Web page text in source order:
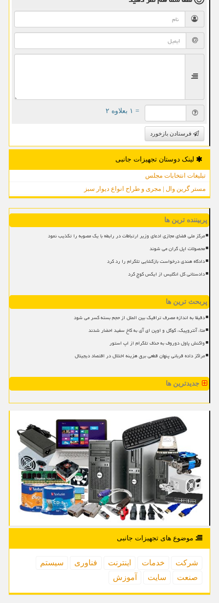
= ۱ بعلاوه ۲
فرستادن بازخورد
لینک دوستان تجهیزات جانبی
تبلیغات انتخابات مجلس
مستر گرین وال | مجری و طراح انواع دیوار سبز
پربیننده ترین ها
مرکز ملی فضای مجازی ادعای وزیر ارتباطات در رابطه با یک مصوبه را تکذیب نمود
محصولات اپل گران می شوند
دادگاه هندی درخواست بازگشایی تلگرام را رد کرد
دادستانی کل انگلیس از ایکس کوچ کرد
پربحث ترین ها
دقیقا به اندازه مصرف ترافیک بین الملل از حجم بسته کسر می شود
متا، آنتروپیک، گوگل و اوپن ای آی به کاخ سفید احضار شدند
واکنش پاول دوروف به حذف تلگرام از اپ استور
مراکز داده قربانی پنهان قطعی برق هزینه اختلال در اقتصاد دیجیتال
جدیدترین ها
موضوع های تجهیزات جانبی
شركت خدمات اینترنت فناوری
سیستم
صنعت
سایت آموزش